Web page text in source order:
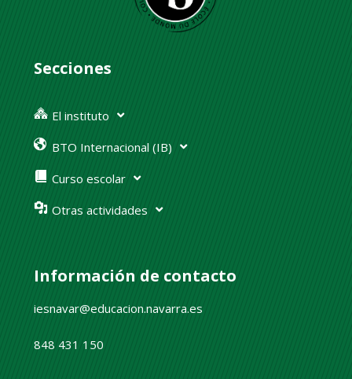
Secciones
El instituto
BTO Internacional (IB)
Curso escolar
Otras actividades
Información de contacto
iesnavar@educacion.navarra.es
848 431 150